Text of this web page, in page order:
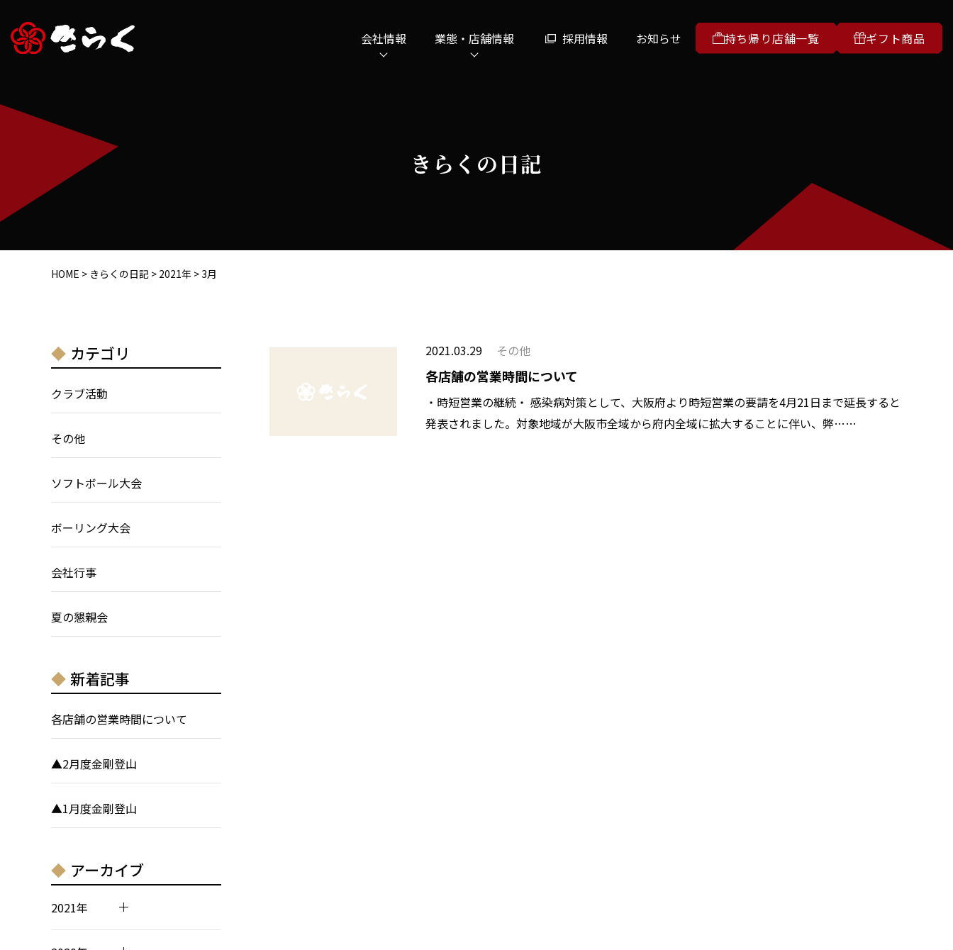
会社情報 業態・店舗情報 採用情報 お知らせ 持ち帰り店舗一覧 ギフト商品
きらくの日記
HOME > きらくの日記 > 2021年 >3月
2021.03.29 その他
各店舗の営業時間について
・時短営業の継続・ 感染病対策として、大阪府より時短営業の要請を4月21日まで延長すると
発表されました。対象地域が大阪市全域から府内全域に拡大することに伴い、弊……
カテゴリ
クラブ活動
その他
ソフトボール大会
ボーリング大会
会社行事
夏の懇親会
新着記事
各店舗の営業時間について
▲2月度金剛登山
▲1月度金剛登山
アーカイブ
2021年